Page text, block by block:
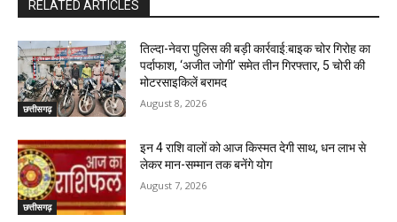
RELATED ARTICLES
छत्तीसगढ़
तिल्दा-नेवरा पुलिस की बड़ी कार्रवाई:बाइक चोर गिरोह का
पर्दाफाश, ‘अजीत जोगी’ समेत तीन गिरफ्तार, 5 चोरी की
मोटरसाइकिलें बरामद
August 8, 2026
छत्तीसगढ़
इन 4 राशि वालों को आज किस्मत देगी साथ, धन लाभ से
लेकर मान-सम्मान तक बनेंगे योग
August 7, 2026